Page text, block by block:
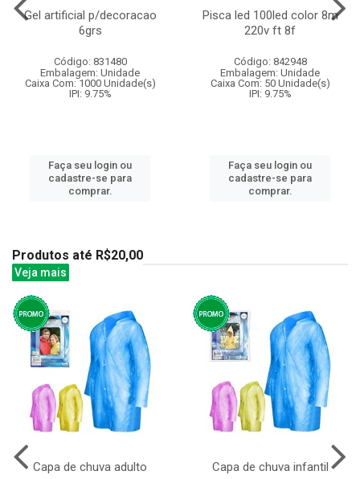
Gel artificial p/decoracao
6grs
Código: 831480
Embalagem: Unidade
Caixa Com: 1000 Unidade(s)
IPI: 9.75%
Faça seu login ou
cadastre-se para
comprar.
Pisca led 100led color 8m
220v ft 8f
Código: 842948
Embalagem: Unidade
Caixa Com: 50 Unidade(s)
IPI: 9.75%
Faça seu login ou
cadastre-se para
comprar.
Produtos até R$20,00
Veja mais
Capa de chuva adulto Capa de chuva infantil